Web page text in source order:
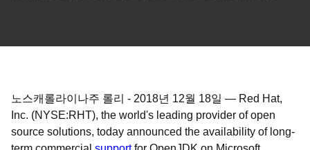
노스캐롤라이나주 롤리 - 2018년 12월 18일 — Red Hat,
Inc. (NYSE:RHT), the world's leading provider of open
source solutions, today announced the availability of long-